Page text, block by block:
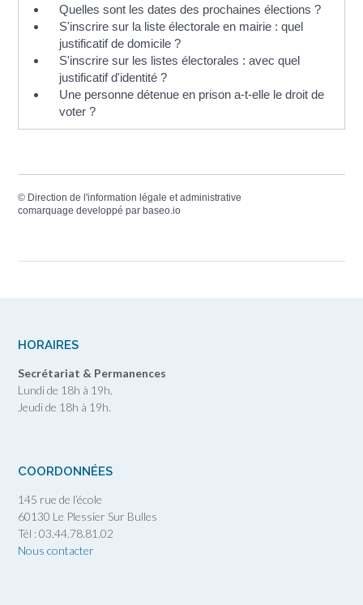
Quelles sont les dates des prochaines élections ?
S'inscrire sur la liste électorale en mairie : quel
justificatif de domicile ?
S'inscrire sur les listes électorales : avec quel
justificatif d'identité ?
Une personne détenue en prison a-t-elle le droit de
voter ?
© Direction de l'information légale et administrative
comarquage developpé par baseo.io
HORAIRES
Secrétariat & Permanences
Lundi de 18h à 19h.
Jeudi de 18h à 19h.
COORDONNÉES
145 rue de l’école
60130 Le Plessier Sur Bulles
Tél : 03.44.78.81.02
Nous contacter